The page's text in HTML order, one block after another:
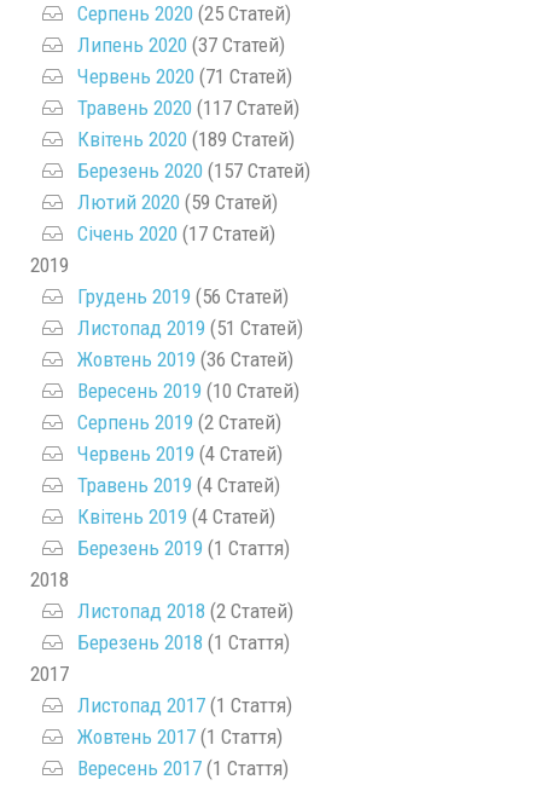
Серпень 2020 (25 Статей)
Липень 2020 (37 Статей)
Червень 2020 (71 Статей)
Травень 2020 (117 Статей)
Квітень 2020 (189 Статей)
Березень 2020 (157 Статей)
Лютий 2020 (59 Статей)
Січень 2020 (17 Статей)
2019
Грудень 2019 (56 Статей)
Листопад 2019 (51 Статей)
Жовтень 2019 (36 Статей)
Вересень 2019 (10 Статей)
Серпень 2019 (2 Статей)
Червень 2019 (4 Статей)
Травень 2019 (4 Статей)
Квітень 2019 (4 Статей)
Березень 2019 (1 Стаття)
2018
Листопад 2018 (2 Статей)
Березень 2018 (1 Стаття)
2017
Листопад 2017 (1 Стаття)
Жовтень 2017 (1 Стаття)
Вересень 2017 (1 Стаття)